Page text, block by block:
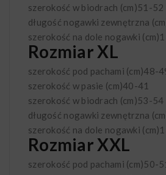
szerokość w biodrach (cm)51-52
długość nogawki zewnętrzna
szerokość na dole nogawki (cm)
Rozmiar XL
szerokość pod pachami (cm)48-
szerokość w pasie (cm)40-41
szerokość w biodrach (cm)53-54
długość nogawki zewnętrzna
szerokość na dole nogawki (cm)
Rozmiar XXL
szerokość pod pachami (cm)50-